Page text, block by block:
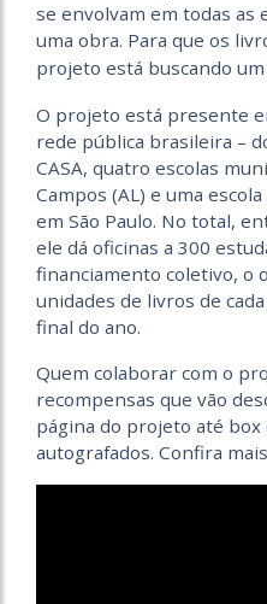
se envolvam em todas as
uma obra. Para que os
projeto está buscando um
O projeto está presente
rede pública brasileira –
CASA, quatro escolas
Campos (AL) e uma
em São Paulo. No total,
ele dá oficinas a 300
financiamento coletivo, o
unidades de livros de
final do ano.
Quem colaborar com o
recompensas que vão
página do projeto até box
autografados. Confira